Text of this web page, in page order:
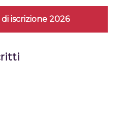
iscrizione 2026